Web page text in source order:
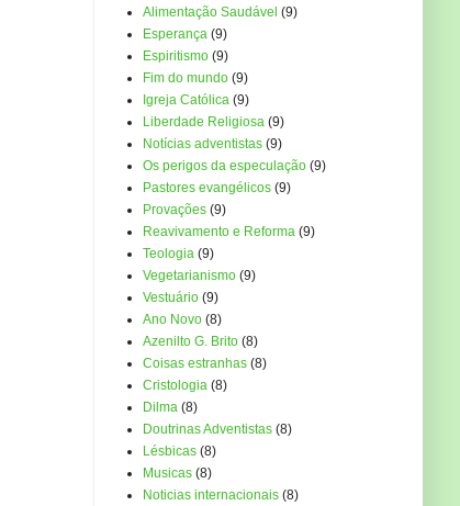
Alimentação Saudável (9)
Esperança (9)
Espiritismo (9)
Fim do mundo (9)
Igreja Católica (9)
Liberdade Religiosa (9)
Notícias adventistas (9)
Os perigos da especulação (9)
Pastores evangélicos (9)
Provações (9)
Reavivamento e Reforma (9)
Teologia (9)
Vegetarianismo (9)
Vestuário (9)
Ano Novo (8)
Azenilto G. Brito (8)
Coisas estranhas (8)
Cristologia (8)
Dilma (8)
Doutrinas Adventistas (8)
Lésbicas (8)
Musicas (8)
Noticias internacionais (8)